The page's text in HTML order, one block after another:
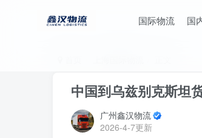
国际物流 国
中国到乌兹别克斯坦
广州鑫汉物流
2026-4-7更新